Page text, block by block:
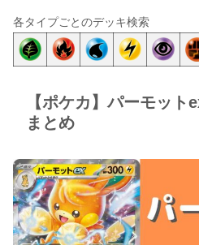
各タイプごとのデッキ検索
【ポケカ】パーモッ
まとめ